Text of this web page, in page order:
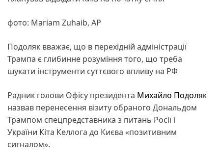
фото: Mariam Zuhaib, АР
Подоляк вважає, що в перехідній адміністрації
Трампа є глибинне розуміння того, що треба
шукати інструменти суттєвого впливу на РФ
Радник голови Офісу президента Михайло Подоляк
назвав перенесення візиту обраного Дональдом
Трампом спецпредставника з питань Росії і
України Кіта Келлога до Києва «позитивним
сигналом».